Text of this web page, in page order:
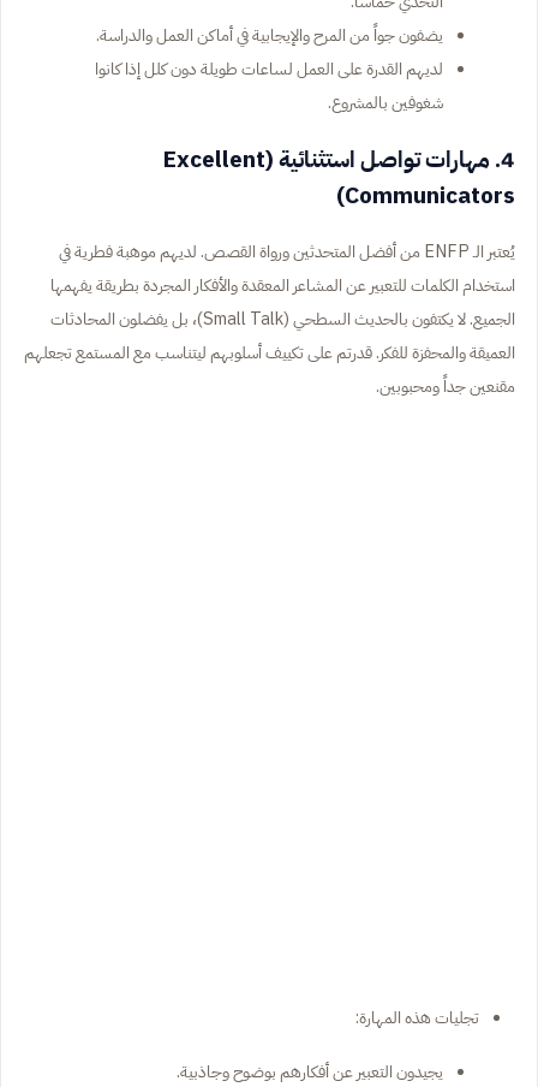
يضفون جواً من المرح والإيجابية في أماكن العمل والدراسة.
لديهم القدرة على العمل لساعات طويلة دون كلل إذا كانوا
شغوفين بالمشروع.
4. مهارات تواصل استثنائية (Excellent
Communicators)
يُعتبر الـ ENFP من أفضل المتحدثين ورواة القصص. لديهم موهبة فطرية في
استخدام الكلمات للتعبير عن المشاعر المعقدة والأفكار المجردة بطريقة يفهمها
الجميع. لا يكتفون بالحديث السطحي (Small Talk)، بل يفضلون المحادثات
العميقة والمحفزة للفكر. قدرتم على تكييف أسلوبهم ليتناسب مع المستمع تجعلهم
مقنعين جداً ومحبوبين.
تجليات هذه المهارة:
يجيدون التعبير عن أفكارهم بوضوح وجاذبية.